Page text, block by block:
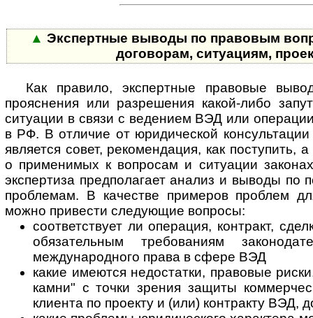
▲ Экспертные выводы по правовым
договорам, ситуациям,
Как правило, экспертные правовые
прояснения или разрешения какой-либо
ситуации в связи с ведением ВЭД или
в РФ. В отличие от юридической
является совет, рекомендация, как поступить,
о применимых к вопросам и ситуации
экспертиза предполагает анализ и выводы по
проблемам. В качестве примеров проблем
можно привести следующие вопросы:
соответствует ли операция, контракт,
обязательным требованиям
международного права в сфере ВЭД
какие имеются недостатки, правовые
камни" с точки зрения защиты
клиента по проекту и (или) контракту ВЭД,